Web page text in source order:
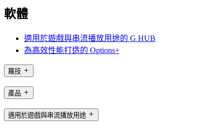
軟體
適用於遊戲與串流播放用途的 G HUB
為高效性能打造的 Options+
羅技
產品
適用於遊戲與串流播放用途